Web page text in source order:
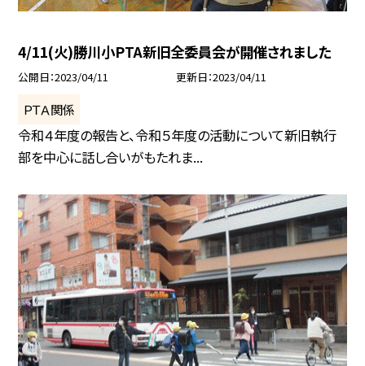
4/11(火)勝川小PTA新旧全委員会が開催されました
公開日 2023/04/11 更新日 2023/04/11
ＰＴＡ関係
令和４年度の報告と、令和５年度の活動について新旧執行
部を中心に話し合いがもたれま...